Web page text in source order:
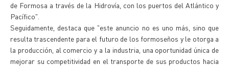
de Formosa a través de la Hidrovía, con los puertos del Atlántico y
Pacífico".
Seguidamente, destaca que "este anuncio no es uno más, sino que
resulta trascendente para el futuro de los formoseños y le otorga a
la producción, al comercio y a la industria, una oportunidad única de
mejorar su competitividad en el transporte de sus productos hacia